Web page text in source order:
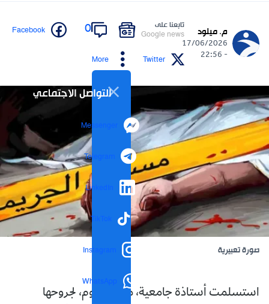
م. ميلود
17/06/2026
- 22:56
تابعنا على
Google news
0
Facebook
Twitter
More
التواصل الاجتماعي
Messenger
Telegram
LinkedIn
TikTok
Instagram
WhatsApp
صورة تعبيرية
استسلمت أستاذة جامعية، مساء اليوم، لجروحها